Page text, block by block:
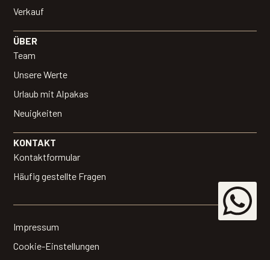
Verkauf
ÜBER
Team
Unsere Werte
Urlaub mit Alpakas
Neuigkeiten
KONTAKT
Kontaktformular
Häufig gestellte Fragen
Impressum
Cookie-Einstellungen